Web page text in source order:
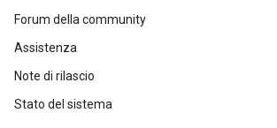
Forum della community
Assistenza
Note di rilascio
Stato del sistema